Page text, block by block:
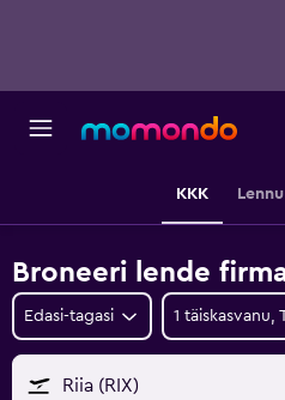
KKK
Broneeri lende
Edasi-tagasi 1 täiskasvanu,
Riia (RIX)